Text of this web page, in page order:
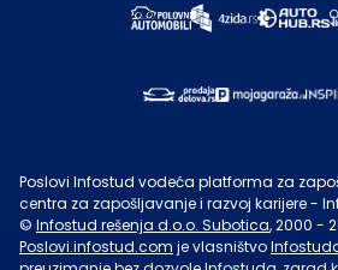
Poslovi Infostud vodeća platforma za
centra za zapošljavanje i razvoj karijere -
© Infostud rešenja d.o.o. Subotica, 2000 -
Poslovi.infostud.com je vlasništvo